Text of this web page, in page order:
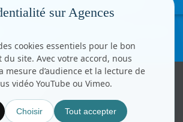
Copyright © CC.Comunication
Tous droits réservés
sur Agences
cookies essentiels pour le bon
site. Avec votre accord, nous
mesure d’audience et la lecture de
vidéo YouTube ou Vimeo.
Choisir Tout accepter